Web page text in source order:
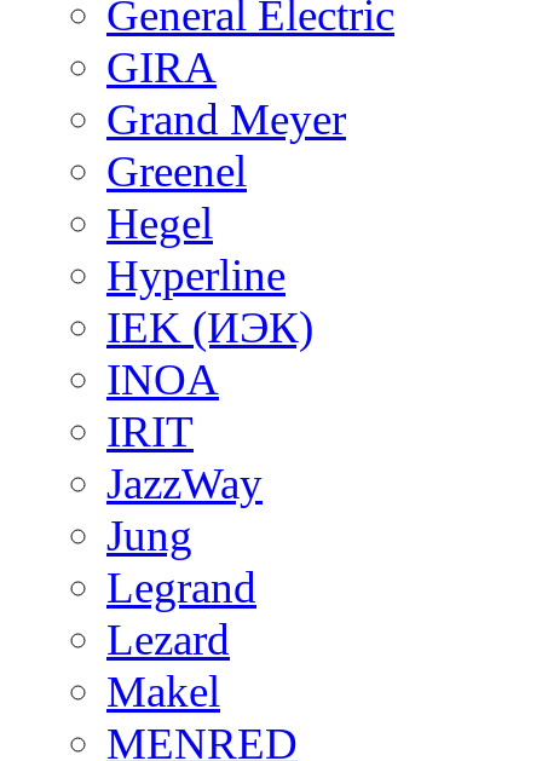
General Electric
GIRA
Grand Meyer
Greenel
Hegel
Hyperline
IEK (ИЭК)
INOA
IRIT
JazzWay
Jung
Legrand
Lezard
Makel
MENRED